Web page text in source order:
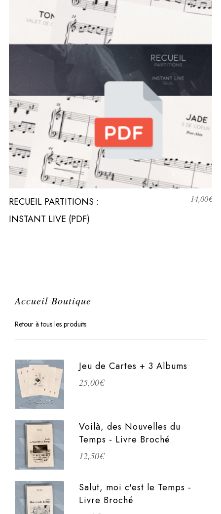
RECUEIL PARTITIONS :
INSTANT LIVE (PDF)
14,00€
Accueil Boutique
Retour à tous les produits
Jeu de Cartes + 3 Albums
25,00€
Voilà, des Nouvelles du
Temps - Livre Broché
12,50€
Salut, moi c'est le Temps -
Livre Broché